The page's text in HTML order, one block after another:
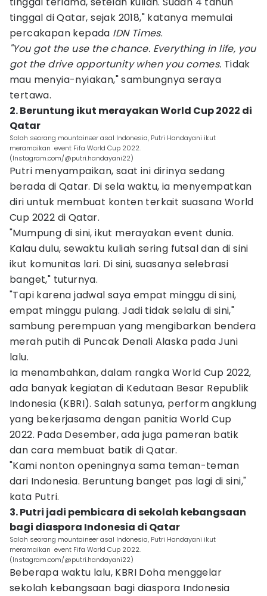
tinggal di Qatar, sejak 2018," katanya memulai
percakapan kepada IDN Times.
"You got the use the chance. Everything in life, you
got the drive opportunity when you comes. Tidak
mau menyia-nyiakan," sambungnya seraya
tertawa.
2. Beruntung ikut merayakan World Cup 2022 di
Qatar
Salah seorang mountaineer asal Indonesia, Putri Handayani ikut
meramaikan event Fifa World Cup 2022.
(Instagram.com/@putri.handayani22)
Putri menyampaikan, saat ini dirinya sedang
berada di Qatar. Di sela waktu, ia menyempatkan
diri untuk membuat konten terkait suasana World
Cup 2022 di Qatar.
"Mumpung di sini, ikut merayakan event dunia.
Kalau dulu, sewaktu kuliah sering futsal dan di sini
ikut komunitas lari. Di sini, suasanya selebrasi
banget," tuturnya.
"Tapi karena jadwal saya empat minggu di sini,
empat minggu pulang. Jadi tidak selalu di sini,"
sambung perempuan yang mengibarkan bendera
merah putih di Puncak Denali Alaska pada Juni
lalu.
Ia menambahkan, dalam rangka World Cup 2022,
ada banyak kegiatan di Kedutaan Besar Republik
Indonesia (KBRI). Salah satunya, perform angklung
yang bekerjasama dengan panitia World Cup
2022. Pada Desember, ada juga pameran batik
dan cara membuat batik di Qatar.
"Kami nonton openingnya sama teman-teman
dari Indonesia. Beruntung banget pas lagi di sini,"
kata Putri.
3. Putri jadi pembicara di sekolah kebangsaan
bagi diaspora Indonesia di Qatar
Salah seorang mountaineer asal Indonesia, Putri Handayani ikut
meramaikan event Fifa World Cup 2022.
(Instagram.com/@putri.handayani22)
Beberapa waktu lalu, KBRI Doha menggelar
sekolah kebangsaan bagi diaspora Indonesia